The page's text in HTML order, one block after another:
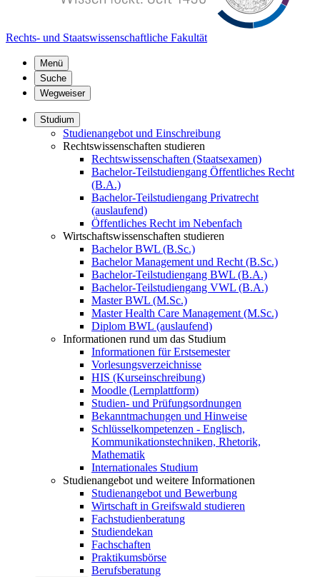
Rechts- und Staatswissenschaftliche Fakultät
Menü
Suche
Wegweiser
Studium
Studienangebot und Einschreibung
Rechtswissenschaften studieren
Rechtswissenschaften (Staatsexamen)
Bachelor-Teilstudiengang Öffentliches Recht
(B.A.)
Bachelor-Teilstudiengang Privatrecht
(auslaufend)
Öffentliches Recht im Nebenfach
Wirtschaftswissenschaften studieren
Bachelor BWL (B.Sc.)
Bachelor Management und Recht (B.Sc.)
Bachelor-Teilstudiengang BWL (B.A.)
Bachelor-Teilstudiengang VWL (B.A.)
Master BWL (M.Sc.)
Master Health Care Management (M.Sc.)
Diplom BWL (auslaufend)
Informationen rund um das Studium
Informationen für Erstsemester
Vorlesungsverzeichnisse
HIS (Kurseinschreibung)
Moodle (Lernplattform)
Studien- und Prüfungsordnungen
Bekanntmachungen und Hinweise
Schlüsselkompetenzen - Englisch,
Kommunikationstechniken, Rhetorik,
Mathematik
Internationales Studium
Studienangebot und weitere Informationen
Studienangebot und Bewerbung
Wirtschaft in Greifswald studieren
Fachstudienberatung
Studiendekan
Fachschaften
Praktikumsbörse
Berufsberatung